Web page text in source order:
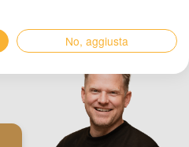
No, aggiusta